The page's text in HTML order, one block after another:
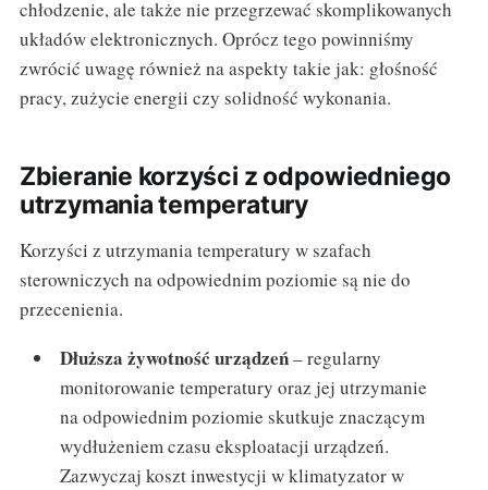
chłodzenie, ale także nie przegrzewać skomplikowanych
układów elektronicznych. Oprócz tego powinniśmy
zwrócić uwagę również na aspekty takie jak: głośność
pracy, zużycie energii czy solidność wykonania.
Zbieranie korzyści z odpowiedniego
utrzymania temperatury
Korzyści z utrzymania temperatury w szafach
sterowniczych na odpowiednim poziomie są nie do
przecenienia.
Dłuższa żywotność urządzeń– regularny
monitorowanie temperatury oraz jej utrzymanie
na odpowiednim poziomie skutkuje znaczącym
wydłużeniem czasu eksploatacji urządzeń.
Zazwyczaj koszt inwestycji w klimatyzator w